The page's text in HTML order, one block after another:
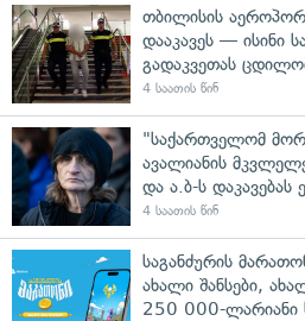
თბილისის
დააკავეს — ისინი
გადაკვეთას
4 საათის წინ
"საქართველომ
ავალიანის
და ა.ბ-ს დაკავებას
4 საათის წინ
საგანძურის
ახალი შანსები,
250 000-ლარიანი